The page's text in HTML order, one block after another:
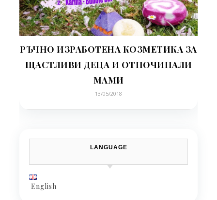
РЪЧНО ИЗРАБОТЕНА КОЗМЕТИКА ЗА
ЩАСТЛИВИ ДЕЦА И ОТПОЧИНАЛИ
МАМИ
13/05/2018
LANGUAGE
English